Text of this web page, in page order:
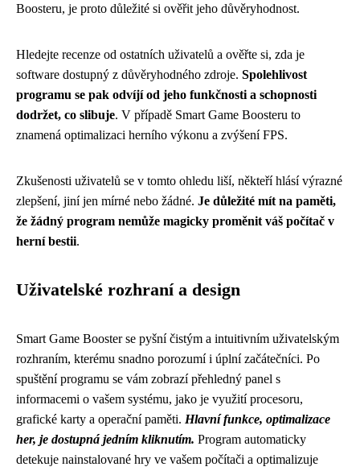
Boosteru, je proto důležité si ověřit jeho důvěryhodnost.
Hledejte recenze od ostatních uživatelů a ověřte si, zda je
software dostupný z důvěryhodného zdroje. Spolehlivost
programu se pak odvíjí od jeho funkčnosti a schopnosti
dodržet, co slibuje. V případě Smart Game Boosteru to
znamená optimalizaci herního výkonu a zvýšení FPS.
Zkušenosti uživatelů se v tomto ohledu liší, někteří hlásí výrazné
zlepšení, jiní jen mírné nebo žádné. Je důležité mít na paměti,
že žádný program nemůže magicky proměnit váš počítač v
herní bestii.
Uživatelské rozhraní a design
Smart Game Booster se pyšní čistým a intuitivním uživatelským
rozhraním, kterému snadno porozumí i úplní začátečníci. Po
spuštění programu se vám zobrazí přehledný panel s
informacemi o vašem systému, jako je využití procesoru,
grafické karty a operační paměti. Hlavní funkce, optimalizace
her, je dostupná jedním kliknutím. Program automaticky
detekuje nainstalované hry ve vašem počítači a optimalizuje